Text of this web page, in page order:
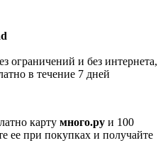
ограничений и без интернета,
в течение 7 дней
карту много.ру и 100
ее при покупках и получайте